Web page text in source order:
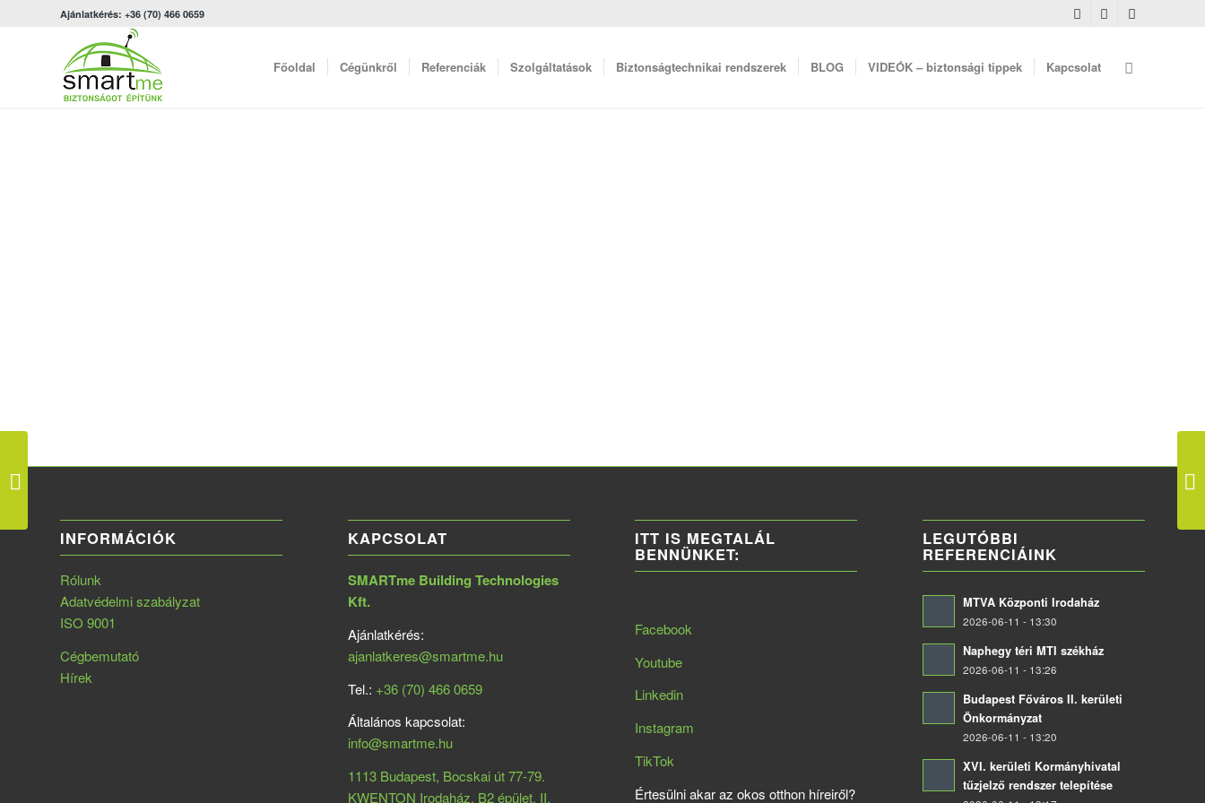
Ajánlatkérés: +36 (70) 466 0659
Főoldal Cégünkről Referenciák Szolgáltatások Biztonságtechnikai rendszerek BLOG VIDEÓK – biztonsági tippek Kapcsolat
INFORMÁCIÓK
Rólunk
Adatvédelmi szabályzat
ISO 9001
Cégbemutató
Hírek
KAPCSOLAT
SMARTme Building Technologies
Kft.
Ajánlatkérés:
ajanlatkeres@smartme.hu
Tel.: +36 (70) 466 0659
Általános kapcsolat:
info@smartme.hu
1113 Budapest, Bocskai út 77-79.
KWENTON Irodaház, B2 épület, II.
ITT IS MEGTALÁL
BENNÜNKET:
Facebook
Youtube
Linkedin
Instagram
TikTok
Értesülni akar az okos otthon híreiről?
LEGUTÓBBI
REFERENCIÁINK
MTVA Központi Irodaház
2026-06-11 - 13:30
Naphegy téri MTI székház
2026-06-11 - 13:26
Budapest Főváros II. kerületi
Önkormányzat
2026-06-11 - 13:20
XVI. kerületi Kormányhivatal
tűzjelző rendszer telepítése
STELLA Kereskedelmi